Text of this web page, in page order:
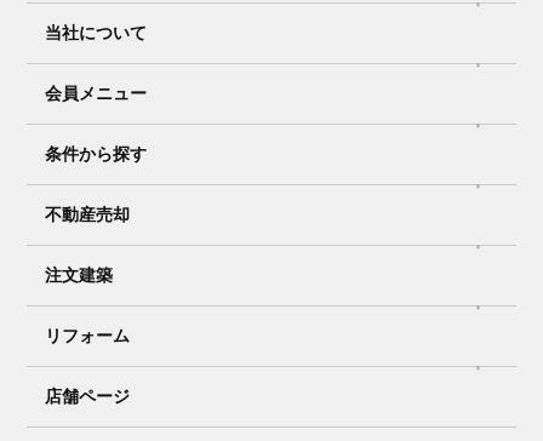
当社について
会員メニュー
条件から探す
不動産売却
注文建築
リフォーム
店舗ページ